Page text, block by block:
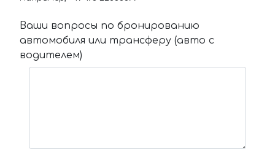
Ваши вопросы по бронированию
автомобиля или трансферу (авто с
водителем)